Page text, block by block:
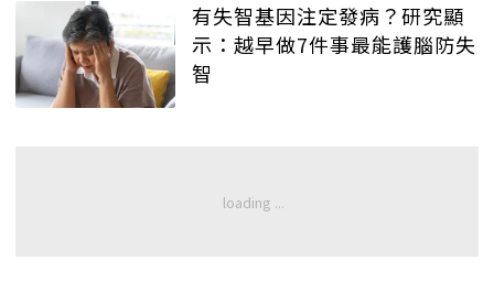
有失智基因注定發病？研究顯
示：越早做7件事最能護腦防失
智